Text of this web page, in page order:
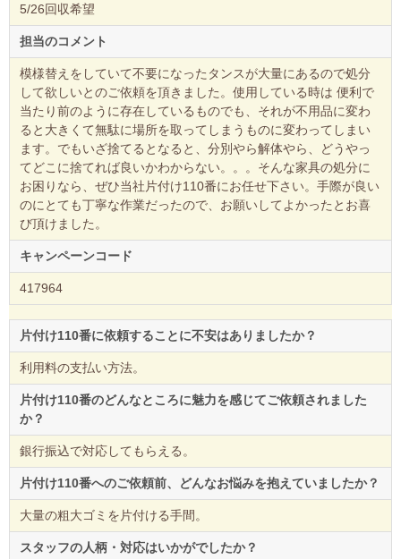
5/26回収希望
担当のコメント
模様替えをしていて不要になったタンスが大量にあるので処分
して欲しいとのご依頼を頂きました。使用している時は 便利で
当たり前のように存在しているものでも、それが不用品に変わ
ると大きくて無駄に場所を取ってしまうものに変わってしまい
ます。でもいざ捨てるとなると、分別やら解体やら、どうやっ
てどこに捨てれば良いかわからない。。。そんな家具の処分に
お困りなら、ぜひ当社片付け110番にお任せ下さい。手際が良い
のにとても丁寧な作業だったので、お願いしてよかったとお喜
び頂けました。
キャンペーンコード
417964
片付け110番に依頼することに不安はありましたか？
利用料の支払い方法。
片付け110番のどんなところに魅力を感じてご依頼されました
か？
銀行振込で対応してもらえる。
片付け110番へのご依頼前、どんなお悩みを抱えていましたか？
大量の粗大ゴミを片付ける手間。
スタッフの人柄・対応はいかがでしたか？